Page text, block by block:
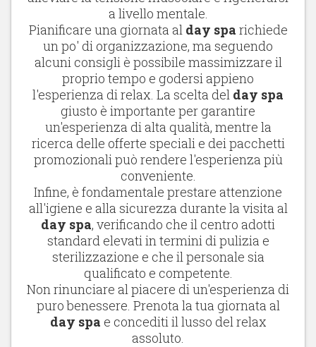
a livello mentale.
Pianificare una giornata al day spa richiede
un po' di organizzazione, ma seguendo
alcuni consigli è possibile massimizzare il
proprio tempo e godersi appieno
l'esperienza di relax. La scelta del day spa
giusto è importante per garantire
un'esperienza di alta qualità, mentre la
ricerca delle offerte speciali e dei pacchetti
promozionali può rendere l'esperienza più
conveniente.
Infine, è fondamentale prestare attenzione
all'igiene e alla sicurezza durante la visita al
day spa, verificando che il centro adotti
standard elevati in termini di pulizia e
sterilizzazione e che il personale sia
qualificato e competente.
Non rinunciare al piacere di un'esperienza di
puro benessere. Prenota la tua giornata al
day spa e concediti il lusso del relax
assoluto.